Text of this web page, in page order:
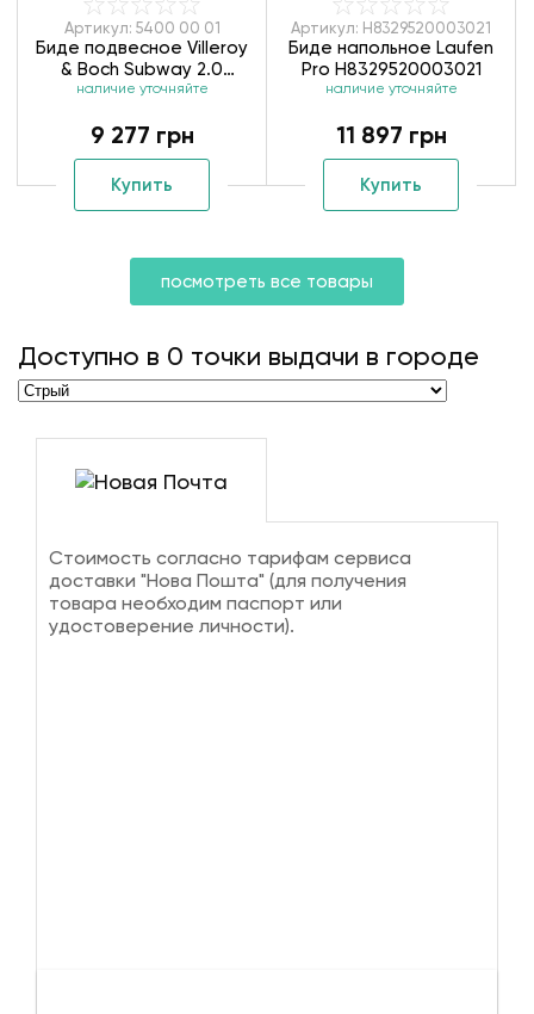
Артикул: 5400 00 01
Биде подвесное Villeroy
& Boch Subway 2.0
54000001
наличие уточняйте
9 277 грн
Купить
Артикул: H8329520003021
Биде напольное Laufen
Pro H8329520003021
наличие уточняйте
11 897 грн
Купить
посмотреть все товары
Доступно в 0 точки выдачи в городе
Стоимость согласно тарифам сервиса
доставки "Нова Пошта" (для получения
товара необходим паспорт или
удостоверение личности).